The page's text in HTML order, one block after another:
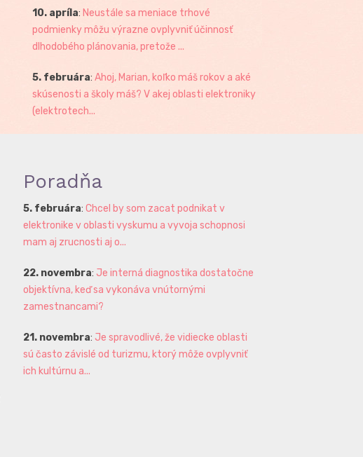
10. apríla: Neustále sa meniace trhové
podmienky môžu výrazne ovplyvniť účinnosť
dlhodobého plánovania, pretože ...
5. februára: Ahoj, Marian, koľko máš rokov a aké
skúsenosti a školy máš? V akej oblasti elektroniky
(elektrotech...
Poradňa
5. februára: Chcel by som zacat podnikat v
elektronike v oblasti vyskumu a vyvoja schopnosi
mam aj zrucnosti aj o...
22. novembra: Je interná diagnostika dostatočne
objektívna, keď sa vykonáva vnútornými
zamestnancami?
21. novembra: Je spravodlivé, že vidiecke oblasti
sú často závislé od turizmu, ktorý môže ovplyvniť
ich kultúrnu a...